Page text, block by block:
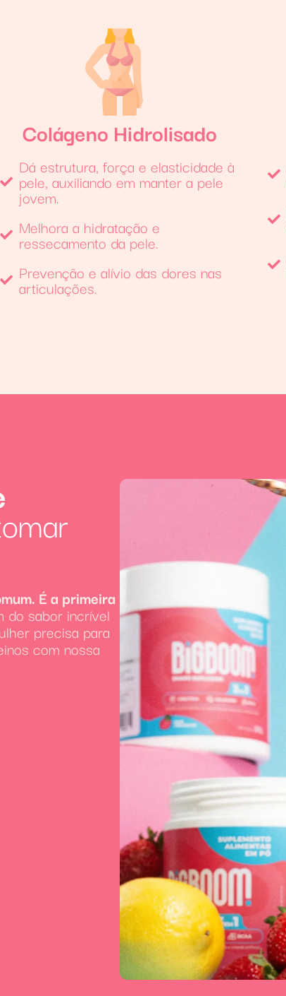
Colágeno Hidrolisado
Dá estrutura, força e elasticidade à
pele, auxiliando em manter a pele
jovem.
Melhora a hidratação e
ressecamento da pele.
Prevenção e alívio das dores nas
articulações.
É a primeira
do sabor incrível
precisa para
com nossa